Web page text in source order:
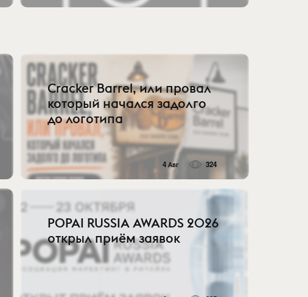
Cracker Barrel, или провал
который начался задолго
до логотипа
4 Авг 324
POPAI RUSSIA AWARDS 2026
открыл приём заявок